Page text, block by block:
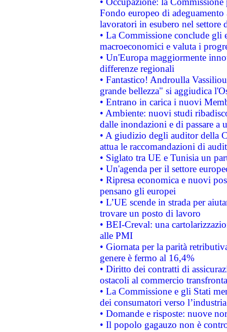
Fondo europeo di
lavoratori in esubero nel
• La Commissione conclude
macroeconomici e valuta i
• Un'Europa maggiormente
differenze regionali
• Fantastico! Androulla
grande bellezza" si aggiudica
• Entrano in carica i nuovi
• Ambiente: nuovi studi
dalle inondazioni e di passare a
• A giudizio degli auditor della
attua le raccomandazioni di
• Siglato tra UE e Tunisia un
• Un'agenda per il settore
• Ripresa economica e nuovi
pensano gli europei
• L’UE scende in strada per
trovare un posto di lavoro
• BEI-Creval: una
alle PMI
• Giornata per la parità
genere è fermo al 16,4%
• Diritto dei contratti di
ostacoli al commercio
• La Commissione e gli Stati
dei consumatori verso
• Domande e risposte: nuove
• Il popolo gagauzo non è